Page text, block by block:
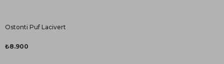
Ostonti Puf Lacivert
₺8.900